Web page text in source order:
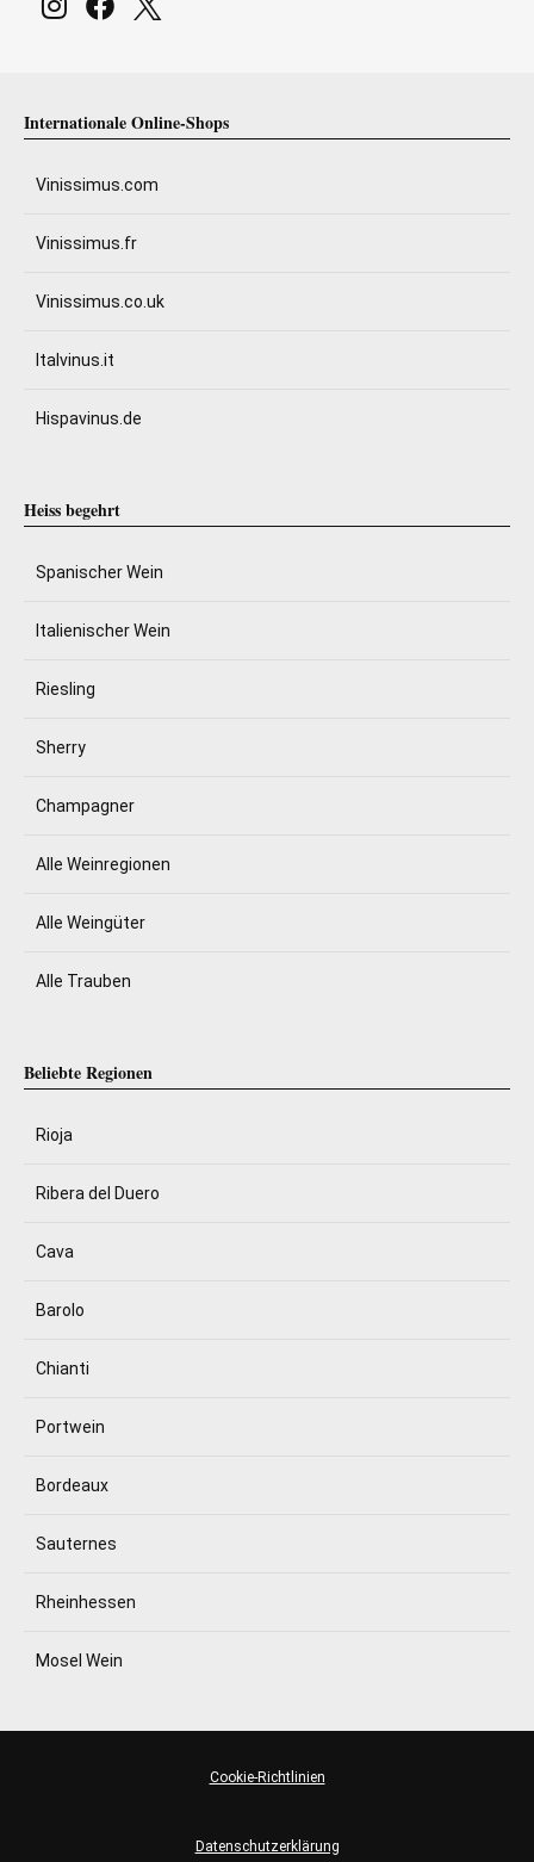
Internationale Online-Shops
Vinissimus.com
Vinissimus.fr
Vinissimus.co.uk
Italvinus.it
Hispavinus.de
Heiss begehrt
Spanischer Wein
Italienischer Wein
Riesling
Sherry
Champagner
Alle Weinregionen
Alle Weingüter
Alle Trauben
Beliebte Regionen
Rioja
Ribera del Duero
Cava
Barolo
Chianti
Portwein
Bordeaux
Sauternes
Rheinhessen
Mosel Wein
Datenschutzerklärung
Cookie-Richtlinien